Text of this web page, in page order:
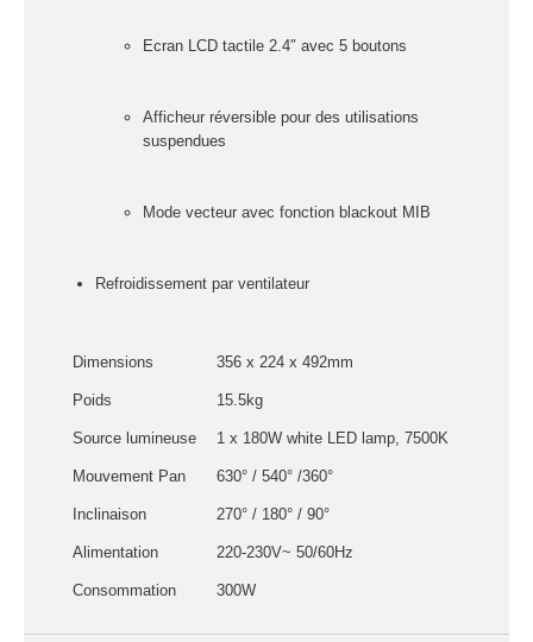
Public adress /
Microphone
Sono portable sur
Espace DJ
Structures, ponts
et pieds
Structure pro alu
Ecran LCD tactile 2.4″ avec 5 boutons
Afficheur réversible pour des utilisations
suspendues
Mode vecteur avec fonction blackout MIB
Refroidissement par ventilateur
Dimensions 356 x 224 x 492mm
Poids 15.5kg
Source lumineuse 1 x 180W white LED lamp, 7500K
Mouvement Pan 630° / 540° /360°
Inclinaison 270° / 180° / 90°
Alimentation 220-230V~ 50/60Hz
Consommation 300W